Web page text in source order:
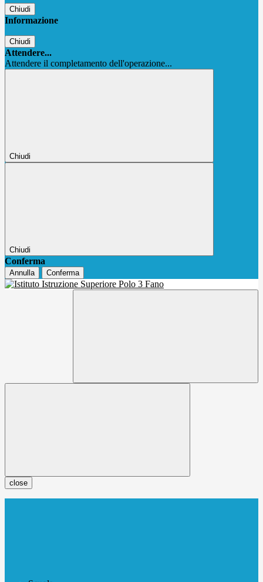
Chiudi
Informazione
Chiudi
Attendere...
Attendere il completamento dell'operazione...
Chiudi
Chiudi
Conferma
Annulla Conferma
close